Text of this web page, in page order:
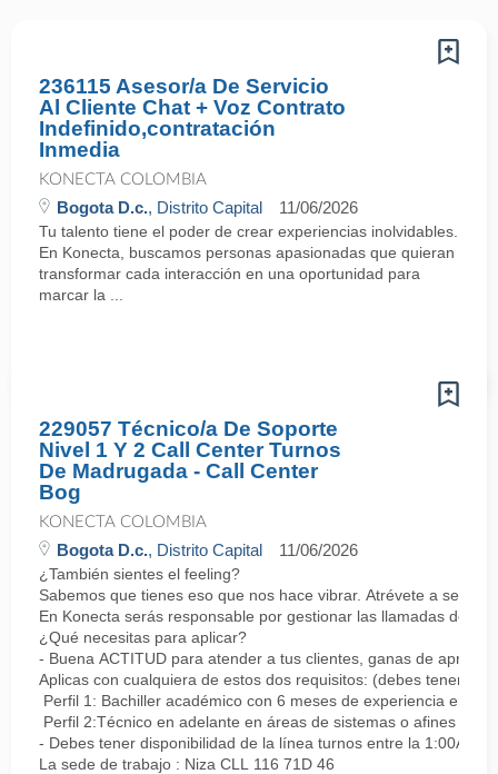
236115 Asesor/a De Servicio
Al Cliente Chat + Voz Contrato
Indefinido,contratación
Inmedia
KONECTA COLOMBIA
Bogota D.c., Distrito Capital 11/06/2026
Tu talento tiene el poder de crear experiencias inolvidables.
En Konecta, buscamos personas apasionadas que quieran
transformar cada interacción en una oportunidad para
marcar la ...
229057 Técnico/a De Soporte
Nivel 1 Y 2 Call Center Turnos
De Madrugada - Call Center
Bog
KONECTA COLOMBIA
Bogota D.c., Distrito Capital 11/06/2026
¿También sientes el feeling?
Sabemos que tienes eso que nos hace vibrar. Atrévete a ser
En Konecta serás responsable por gestionar las llamadas de
¿Qué necesitas para aplicar?
- Buena ACTITUD para atender a tus clientes, ganas de
Aplicas con cualquiera de estos dos requisitos: (debes tener
Perfil 1: Bachiller académico con 6 meses de experiencia en
Perfil 2:Técnico en adelante en áreas de sistemas o afines
- Debes tener disponibilidad de la línea turnos entre la 1:00AM
La sede de trabajo : Niza CLL 116 71D 46